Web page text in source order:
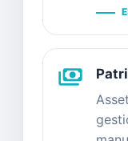
payments